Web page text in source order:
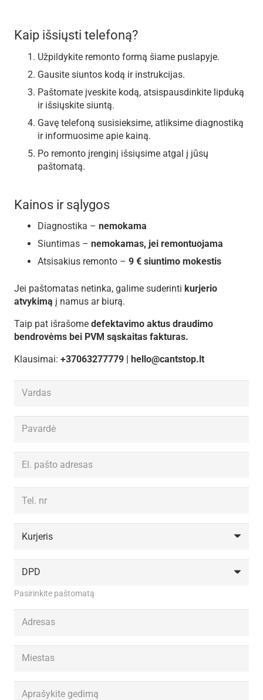
Kaip išsiųsti telefoną?
Užpildykite remonto formą šiame puslapyje.
Gausite siuntos kodą ir instrukcijas.
Paštomate įveskite kodą, atsispausdinkite lipduką
ir išsiųskite siuntą.
Gavę telefoną susisieksime, atliksime diagnostiką
ir informuosime apie kainą.
Po remonto įrenginį išsiųsime atgal į jūsų
paštomatą.
Kainos ir sąlygos
Diagnostika – nemokama
Siuntimas – nemokamas, jei remontuojama
Atsisakius remonto – 9 € siuntimo mokestis
Jei paštomatas netinka, galime suderinti kurjerio
atvykimą į namus ar biurą.
Taip pat išrašome defektavimo aktus draudimo
bendrovėms bei PVM sąskaitas fakturas.
Klausimai: +37063277779 | hello@cantstop.lt
Pasirinkite paštomatą